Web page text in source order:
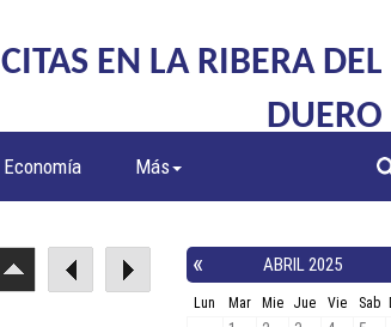
CITAS EN LA RIBERA DEL
DUERO
Economía Más